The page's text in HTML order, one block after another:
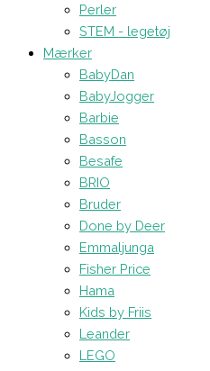
Perler
STEM - legetøj
Mærker
BabyDan
BabyJogger
Barbie
Basson
Besafe
BRIO
Bruder
Done by Deer
Emmaljunga
Fisher Price
Hama
Kids by Friis
Leander
LEGO